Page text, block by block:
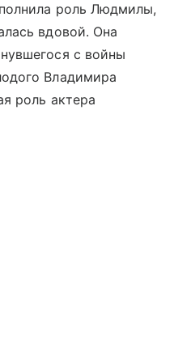
роль Людмилы,
вдовой. Она
с войны
Владимира
роль актера